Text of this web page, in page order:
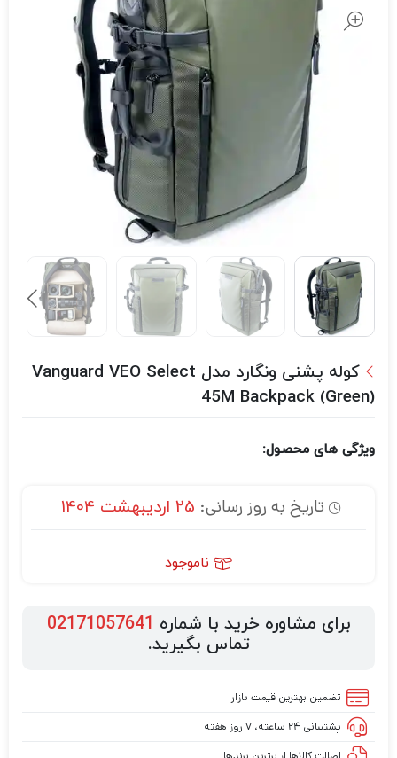
کوله پشنی ونگارد مدل Vanguard VEO Select
45M Backpack (Green)
ویژگی های محصول:
تاریخ به روز رسانی: 25 اردیبهشت 1404
ناموجود
برای مشاوره خرید با شماره 02171057641
تماس بگیرید.
تضمین بهترین قیمت بازار
پشتیبانی ۲۴ ساعته، ۷ روز هفته